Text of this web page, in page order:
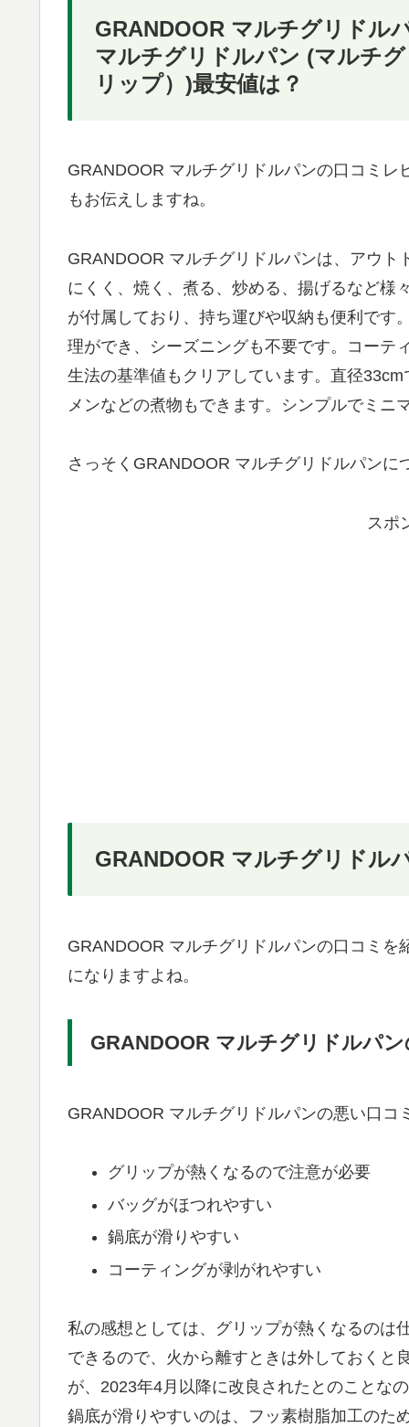
GRANDOOR マルチグリドル
マルチグリドルパン (マルチ
リップ）)最安値は？
GRANDOOR マルチグリドルパンの口コミ
もお伝えしますね。
GRANDOOR マルチグリドルパンは、アウ
にくく、焼く、煮る、炒める、揚げるなど様
が付属しており、持ち運びや収納も便利です
理ができ、シーズニングも不要です。コーテ
生法の基準値もクリアしています。直径
メンなどの煮物もできます。シンプルでミ
さっそくGRANDOOR マルチグリドルパンに
スポ
GRANDOOR マルチグリドル
GRANDOOR マルチグリドルパンの口コミ
になりますよね。
GRANDOOR マルチグリドルパ
GRANDOOR マルチグリドルパンの悪い口
グリップが熱くなるので注意が必要
バッグがほつれやすい
鍋底が滑りやすい
コーティングが剥がれやすい
私の感想としては、グリップが熱くなるのは
できるので、火から離すときは外しておくと
が、2023年4月以降に改良されたとのことな
鍋底が滑りやすいのは、フッ素樹脂加工のた